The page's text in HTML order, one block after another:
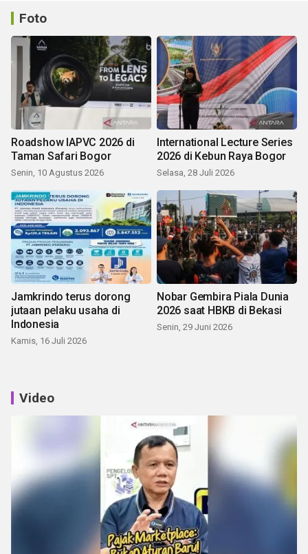
Foto
Roadshow IAPVC 2026 di
Taman Safari Bogor
Senin, 10 Agustus 2026
International Lecture Series
2026 di Kebun Raya Bogor
Selasa, 28 Juli 2026
Jamkrindo terus dorong
jutaan pelaku usaha di
Indonesia
Kamis, 16 Juli 2026
Nobar Gembira Piala Dunia
2026 saat HBKB di Bekasi
Senin, 29 Juni 2026
Video